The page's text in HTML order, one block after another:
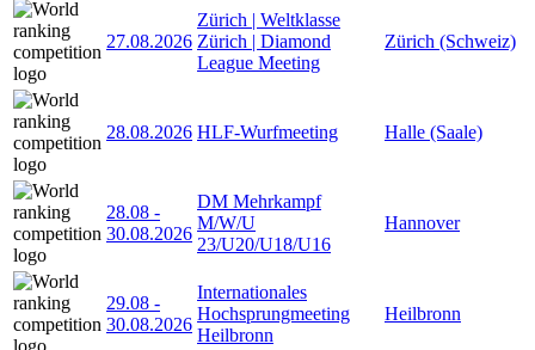
27.08.2026
Zürich | Weltklasse
Zürich | Diamond
League Meeting
Zürich (Schweiz)
28.08.2026 HLF-Wurfmeeting Halle (Saale)
28.08 -
30.08.2026
DM Mehrkampf
M/W/U
23/U20/U18/U16
Hannover
29.08 -
30.08.2026
Internationales
Hochsprungmeeting
Heilbronn
Heilbronn